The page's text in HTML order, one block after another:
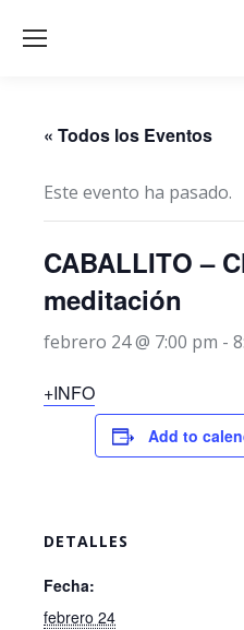
« Todos los Eventos
Este evento ha pasado.
CABALLITO –
meditación
febrero 24 @ 7:00 pm -
+INFO
Add to
DETALLES
Fecha:
febrero 24